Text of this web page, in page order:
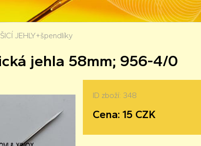
JEHLY+špendlíky
jehla 58mm; 956-4/0
ID zboží: 348
Cena: 15 CZK